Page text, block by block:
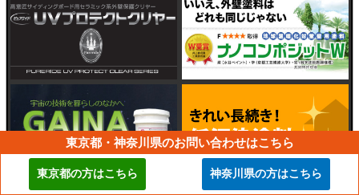
東京都・神奈川県のお問い合わせはこちら
東京都の方はこちら 神奈川県の方はこちら